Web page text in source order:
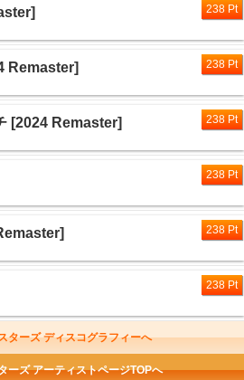
238 Pt
Remaster] 238 Pt
[2024 Remaster] 238 Pt
238 Pt
238 Pt
238 Pt
ターズ ディスコグラフィーへ
ーズ アーティストページTOPへ